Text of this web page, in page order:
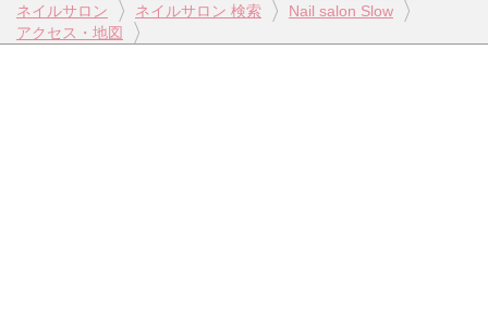
ネイルサロン ネイルサロン 検索
Nail salon Slow
アクセス・地図